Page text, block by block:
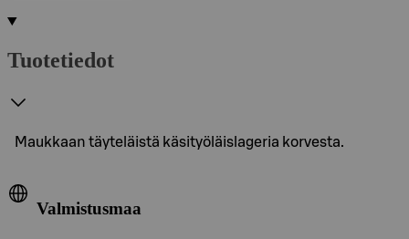
Tuotetiedot
Maukkaan täyteläistä käsityöläislageria korvesta.
Valmistusmaa